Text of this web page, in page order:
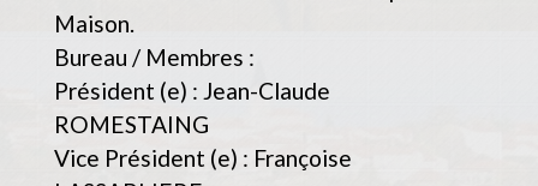
Maison.
Bureau / Membres :
Président (e) : Jean-Claude
ROMESTAING
Vice Président (e) : Françoise